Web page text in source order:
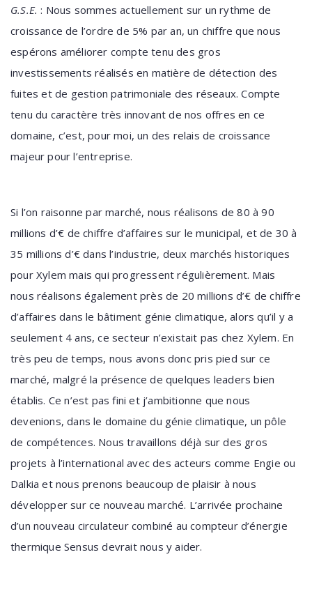
G.S.E. : Nous sommes actuellement sur un rythme de
croissance de l’ordre de 5% par an, un chiffre que nous
espérons améliorer compte tenu des gros
investissements réalisés en matière de détection des
fuites et de gestion patrimoniale des réseaux. Compte
tenu du caractère très innovant de nos offres en ce
domaine, c’est, pour moi, un des relais de croissance
majeur pour l’entreprise.
Si l’on raisonne par marché, nous réalisons de 80 à 90
millions d’€ de chiffre d’affaires sur le municipal, et de 30 à
35 millions d’€ dans l’industrie, deux marchés historiques
pour Xylem mais qui progressent régulièrement. Mais
nous réalisons également près de 20 millions d’€ de chiffre
d’affaires dans le bâtiment génie climatique, alors qu’il y a
seulement 4 ans, ce secteur n’existait pas chez Xylem. En
très peu de temps, nous avons donc pris pied sur ce
marché, malgré la présence de quelques leaders bien
établis. Ce n’est pas fini et j’ambitionne que nous
devenions, dans le domaine du génie climatique, un pôle
de compétences. Nous travaillons déjà sur des gros
projets à l’international avec des acteurs comme Engie ou
Dalkia et nous prenons beaucoup de plaisir à nous
développer sur ce nouveau marché. L’arrivée prochaine
d’un nouveau circulateur combiné au compteur d’énergie
thermique Sensus devrait nous y aider.